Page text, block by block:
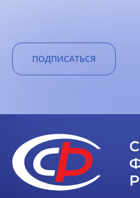
ПОДПИСАТЬСЯ